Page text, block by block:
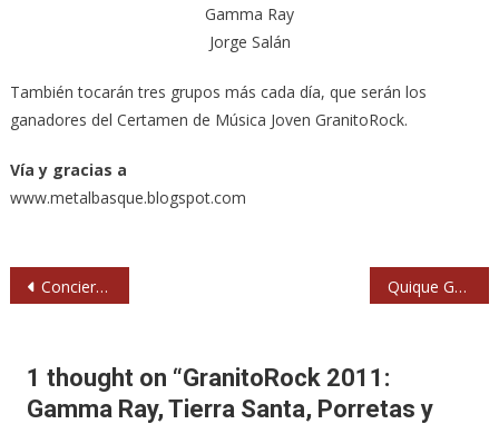
Gamma Ray
Jorge Salán
También tocarán tres grupos más cada día, que serán los
ganadores del Certamen de Música Joven GranitoRock.
Vía y gracias a
www.metalbasque.blogspot.com
Navegación
Conciertos gratis y conferencias para celebrar los diez años del Azkena Rock Festival Quique González triplica fecha en Madrid, se va a América y publica una biografía
1 thought on “GranitoRock 2011:
Gamma Ray, Tierra Santa, Porretas y